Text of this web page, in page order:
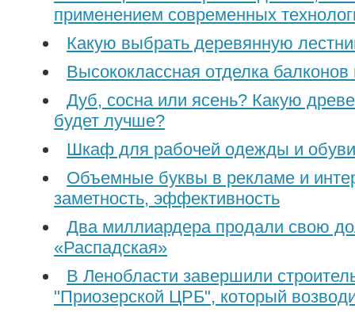
применением современных
Какую выбрать деревянную
Высококлассная отделка
Дуб, сосна или ясень? Какую
будет лучше?
Шкаф для рабочей одежды и
Объемные буквы в рекламе и
заметность, эффективность
Два миллиардера продали свою
«Распадская»
В Ленобласти завершили
"Приозерской ЦРБ", который